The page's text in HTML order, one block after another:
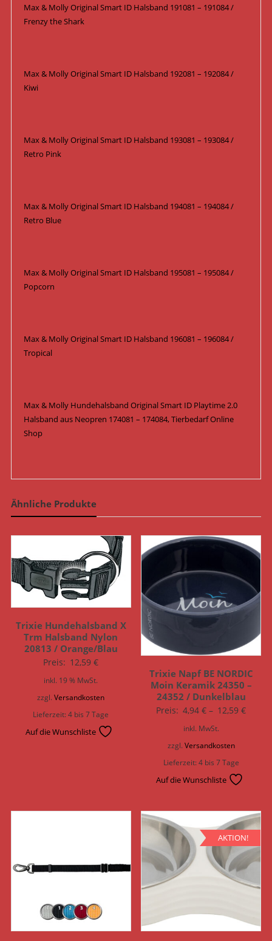
Max & Molly Original Smart ID Halsband 191081 – 191084 /
Frenzy the Shark
Max & Molly Original Smart ID Halsband 192081 – 192084 /
Kiwi
Max & Molly Original Smart ID Halsband 193081 – 193084 /
Retro Pink
Max & Molly Original Smart ID Halsband 194081 – 194084 /
Retro Blue
Max & Molly Original Smart ID Halsband 195081 – 195084 /
Popcorn
Max & Molly Original Smart ID Halsband 196081 – 196084 /
Tropical
Max & Molly Hundehalsband Original Smart ID Playtime 2.0
Halsband aus Neopren 174081 – 174084, Tierbedarf Online
Shop
Ähnliche Produkte
Trixie Hundehalsband X
Trm Halsband Nylon
20813 / Orange/Blau
Preis: 12,59€
inkl. 19 % MwSt.
zzgl.Versandkosten
Lieferzeit:4 bis 7 Tage
Auf die Wunschliste
Trixie Napf BE NORDIC
Moin Keramik 24350 –
24352 / Dunkelblau
Preis: 4,94€ – 12,59€
inkl. MwSt.
zzgl. Versandkosten
Lieferzeit:4 bis 7 Tage
Auf die Wunschliste
AKTION!